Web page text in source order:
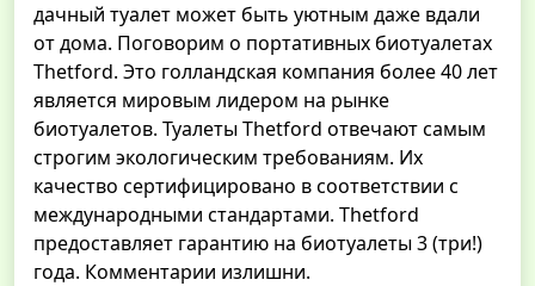
дачный туалет может быть уютным даже вдали
от дома. Поговорим о портативных биотуалетах
Thetford. Это голландская компания более 40 лет
является мировым лидером на рынке
биотуалетов. Туалеты Thetford отвечают самым
строгим экологическим требованиям. Их
качество сертифицировано в соответствии с
международными стандартами. Thetford
предоставляет гарантию на биотуалеты 3 (три!)
года. Комментарии излишни.